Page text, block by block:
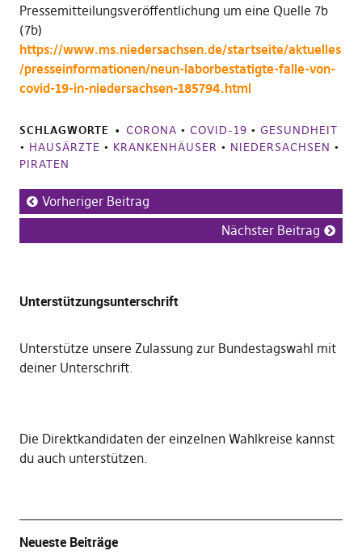
Pressemitteilungsveröffentlichung um eine Quelle 7b
(7b)
https://www.ms.niedersachsen.de/startseite/aktuelles
/presseinformationen/neun-laborbestatigte-falle-von-
covid-19-in-niedersachsen-185794.html
SCHLAGWORTE CORONA • COVID-19 • GESUNDHEIT
• HAUSÄRZTE • KRANKENHÄUSER • NIEDERSACHSEN •
PIRATEN
Vorheriger Beitrag
Nächster Beitrag
Unterstützungsunterschrift
Unterstütze unsere Zulassung zur Bundestagswahl mit
deiner Unterschrift.
Die Direktkandidaten der einzelnen Wahlkreise kannst
du auch unterstützen.
Neueste Beiträge